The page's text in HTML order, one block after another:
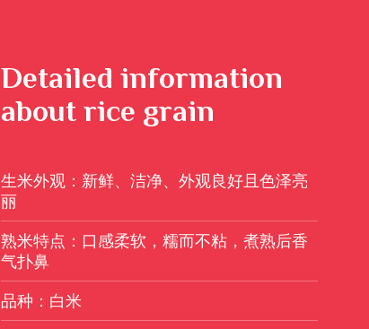
Detailed information
about rice grain
生米外观：新鲜、洁净、外观良好且色泽亮
丽
熟米特点：口感柔软，糯而不粘，煮熟后香
气扑鼻
品种：白米